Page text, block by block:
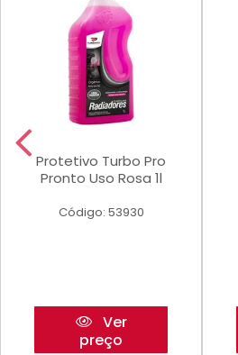
Protetivo Turbo Pro
Pronto Uso Rosa 1l
Código: 53930
Ver
preço